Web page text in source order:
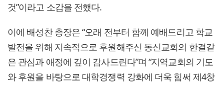
것”이라고 소감을 전했다.
이에 배성찬 총장은 “오래 전부터 함께 예배드리고 학교
발전을 위해 지속적으로 후원해주신 동신교회의 한결같
은 관심과 애정에 깊이 감사드린다”며 “지역교회의 기도
와 후원을 바탕으로 대학경쟁력 강화에 더욱 힘써 제4창